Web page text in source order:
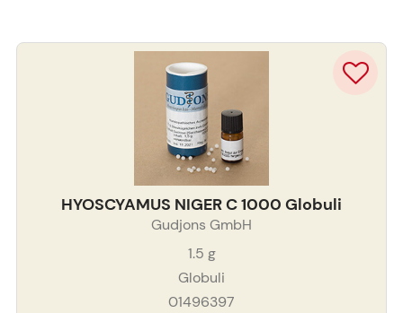
HYOSCYAMUS NIGER C 1000 Globuli
Gudjons GmbH
1.5 g
Globuli
01496397